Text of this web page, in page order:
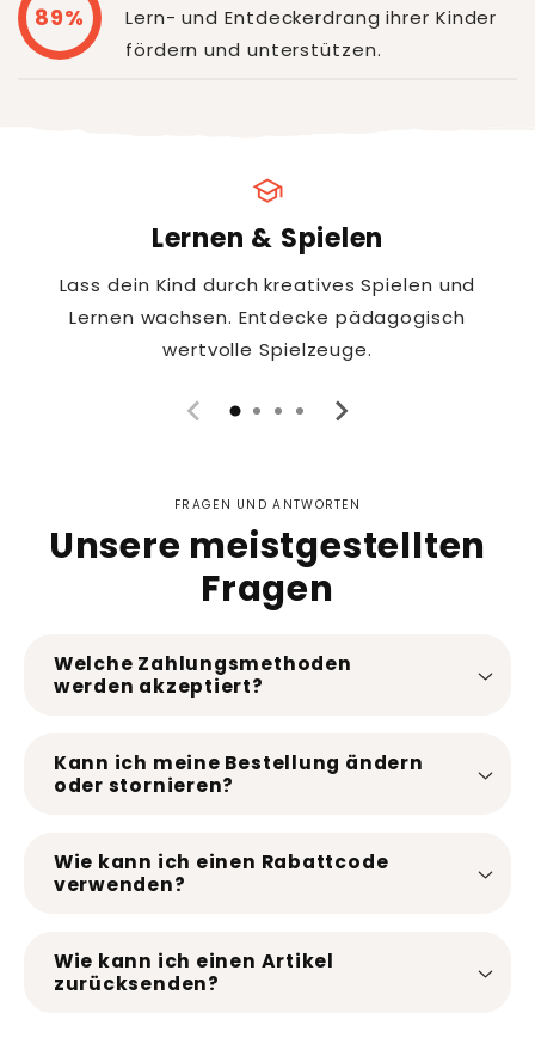
89%
Lern- und Entdeckerdrang ihrer Kinder
fördern und unterstützen.
school
Lernen & Spielen
Lass dein Kind durch kreatives Spielen und
Lernen wachsen. Entdecke pädagogisch
wertvolle Spielzeuge.
FRAGEN UND ANTWORTEN
Unsere meistgestellten
Fragen
Welche Zahlungsmethoden
werden akzeptiert?
Kann ich meine Bestellung ändern
oder stornieren?
Wie kann ich einen Rabattcode
verwenden?
Wie kann ich einen Artikel
zurücksenden?